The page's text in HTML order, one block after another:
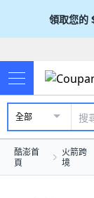
領取您的
全部
酷澎首
頁
火箭跨
境